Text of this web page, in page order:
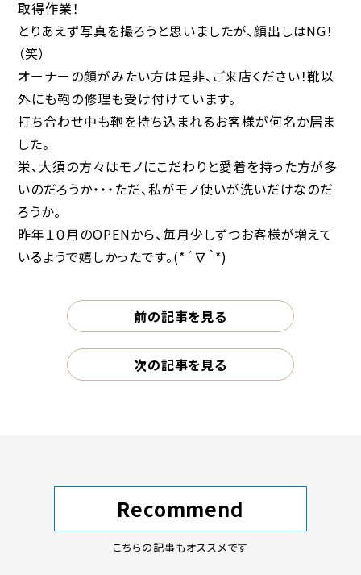
取得作業！
とりあえず写真を撮ろうと思いましたが、顔出しはNG！
（笑）
オーナーの顔がみたい方は是非、ご来店ください！靴以
外にも鞄の修理も受け付けています。
打ち合わせ中も鞄を持ち込まれるお客様が何名か居ま
した。
栄、大須の方々はモノにこだわりと愛着を持った方が多
いのだろうか・・・ただ、私がモノ使いが洗いだけなのだ
ろうか。
昨年１０月のOPENから、毎月少しずつお客様が増えて
いるようで嬉しかったです。(*´∇｀*)
前の記事を見る
次の記事を見る
Recommend
こちらの記事もオススメです